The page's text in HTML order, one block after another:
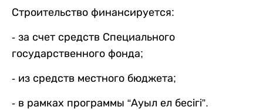
Строительство финансируется:
- за счет средств Специального
государственного фонда;
- из средств местного бюджета;
- в рамках программы “Ауыл ел бесігі”.